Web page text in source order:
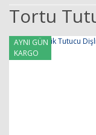
Tortu
AYNI GÜN
KARGO